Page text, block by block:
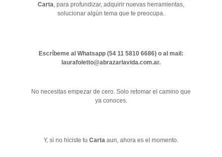
Carta, para profundizar, adquirir nuevas herramientas,
solucionar algún tema que te preocupa.
Escríbeme al Whatsapp (54 11 5810 6686) o al mail:
laurafoletto@abrazarlavida.com.ar.
No necesitas empezar de cero. Solo retomar el camino que
ya conoces.
Y, si no hiciste tu Carta aun, ahora es el momento.